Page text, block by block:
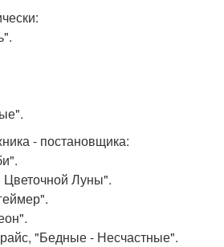
- постановщика:
Луны".
"Бедные - Несчастные".